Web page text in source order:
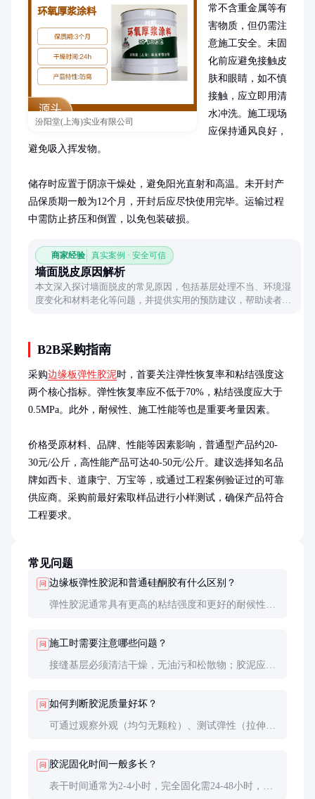
汾阳堂(上海)实业有限公司
常不含重金属等有
害物质，但仍需注
意施工安全。未固
化前应避免接触皮
肤和眼睛，如不慎
接触，应立即用清
水冲洗。施工现场
应保持通风良好，
避免吸入挥发物。
储存时应置于阴凉干燥处，避免阳光直射和高温。未开封产
品保质期一般为12个月，开封后应尽快使用完毕。运输过程
中需防止挤压和倒置，以免包装破损。
商家经验 真实案例 · 安全可信
墙面脱皮原因解析
本文深入探讨墙面脱皮的常见原因，包括基层处理不当、环境湿
度变化和材料老化等问题，并提供实用的预防建议，帮助读者有
B2B采购指南
采购边缘板弹性胶泥时，首要关注弹性恢复率和粘结强度这
两个核心指标。弹性恢复率应不低于70%，粘结强度应大于
0.5MPa。此外，耐候性、施工性能等也是重要考量因素。
价格受原材料、品牌、性能等因素影响，普通型产品约20-
30元/公斤，高性能产品可达40-50元/公斤。建议选择知名品
牌如西卡、道康宁、万宝等，或通过工程案例验证过的可靠
供应商。采购前最好索取样品进行小样测试，确保产品符合
工程要求。
常见问题
问 边缘板弹性胶泥和普通硅酮胶有什么区别？
弹性胶泥通常具有更高的粘结强度和更好的耐候性，
问 施工时需要注意哪些问题？
接缝基层必须清洁干燥，无油污和松散物；胶泥应均
问 如何判断胶泥质量好坏？
可通过观察外观（均匀无颗粒）、测试弹性（拉伸后
问 胶泥固化时间一般多长？
表干时间通常为2-4小时，完全固化需24-48小时，具